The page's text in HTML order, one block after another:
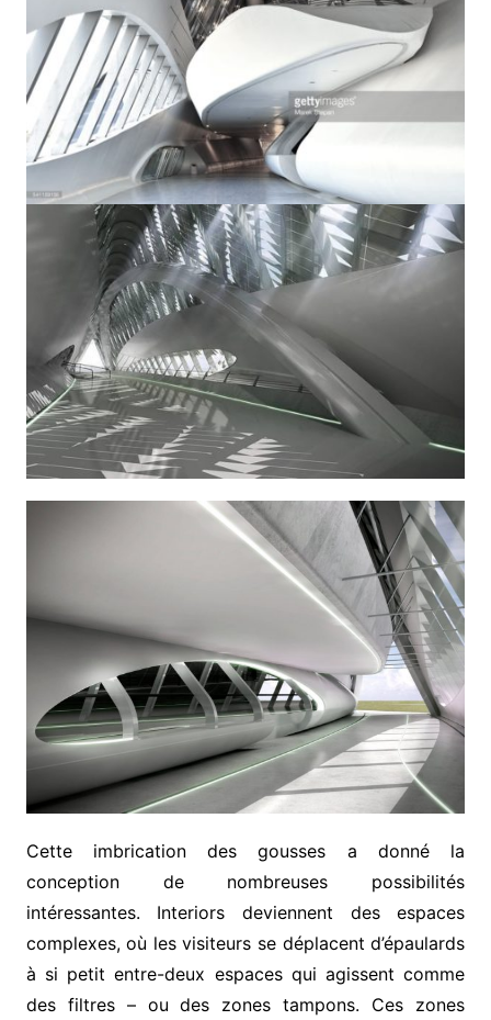
Cette imbrication des gousses a donné la
conception de nombreuses possibilités
intéressantes. Interiors deviennent des espaces
complexes, où les visiteurs se déplacent d’épaulards
à si petit entre-deux espaces qui agissent comme
des filtres – ou des zones tampons. Ces zones